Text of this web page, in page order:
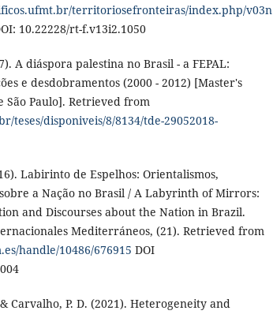
territoriosefronteiras/index.php/v03n
10.22228/rt-f.v13i2.1050
A diáspora palestina no Brasil - a FEPAL:
e desdobramentos (2000 - 2012) [Master's
São Paulo]. Retrieved from
teses/disponiveis/8/8134/tde-29052018-
Labirinto de Espelhos: Orientalismos,
a Nação no Brasil / A Labyrinth of Mirrors:
and Discourses about the Nation in Brazil.
Mediterráneos, (21). Retrieved from
handle/10486/676915 DOI
Carvalho, P. D. (2021). Heterogeneity and